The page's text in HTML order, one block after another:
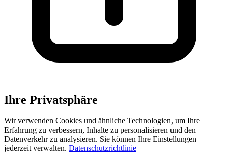
Ihre Privatsphäre
Wir verwenden Cookies und ähnliche Technologien, um Ihre
Erfahrung zu verbessern, Inhalte zu personalisieren und den
Datenverkehr zu analysieren. Sie können Ihre Einstellungen
jederzeit verwalten. Datenschutzrichtlinie